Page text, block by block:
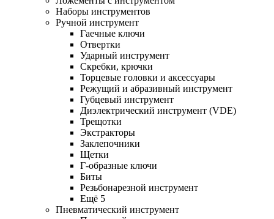
Наборы инструментов
Ручной инструмент
Гаечные ключи
Отвертки
Ударный инструмент
Скребки, крючки
Торцевые головки и аксессуары
Режущий и абразивный инструмент
Губцевый инструмент
Диэлектрический инструмент (VDE)
Трещотки
Экстракторы
Заклепочники
Щетки
Г-образные ключи
Биты
Резьбонарезной инструмент
Ещё 5
Пневматический инструмент